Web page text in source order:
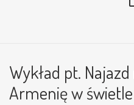
Wykład pt.
Armenię w